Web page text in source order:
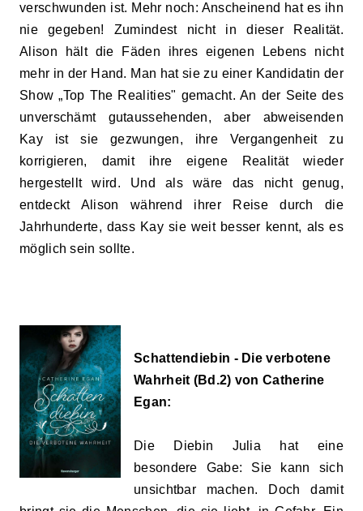
verschwunden ist. Mehr noch: Anscheinend hat es ihn
nie gegeben! Zumindest nicht in dieser Realität.
Alison hält die Fäden ihres eigenen Lebens nicht
mehr in der Hand. Man hat sie zu einer Kandidatin der
Show „Top The Realities" gemacht. An der Seite des
unverschämt gutaussehenden, aber abweisenden
Kay ist sie gezwungen, ihre Vergangenheit zu
korrigieren, damit ihre eigene Realität wieder
hergestellt wird. Und als wäre das nicht genug,
entdeckt Alison während ihrer Reise durch die
Jahrhunderte, dass Kay sie weit besser kennt, als es
möglich sein sollte.
Schattendiebin - Die verbotene
Wahrheit (Bd.2) von Catherine
Egan:
Die Diebin Julia hat eine
besondere Gabe: Sie kann sich
unsichtbar machen. Doch damit